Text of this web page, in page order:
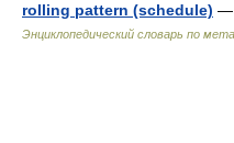
rolling pattern (schedule) —
Энциклопедический словарь по